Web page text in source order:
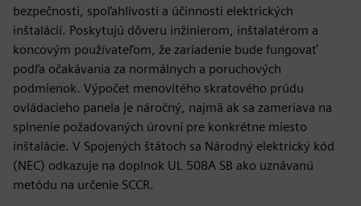
bezpečnosti, spoľahlivosti a účinnosti elektrických
inštalácií. Poskytujú dôveru inžinierom, inštalatérom a
koncovým používateľom, že zariadenie bude fungovať
podľa očakávania za normálnych a poruchových
podmienok. Výpočet menovitého skratového prúdu
ovládacieho panela je náročný, najmä ak sa zameriava na
splnenie požadovaných úrovní pre konkrétne miesto
inštalácie. V Spojených štátoch sa Národný elektrický kód
(NEC) odkazuje na doplnok UL 508A SB ako uznávanú
metódu na určenie SCCR.